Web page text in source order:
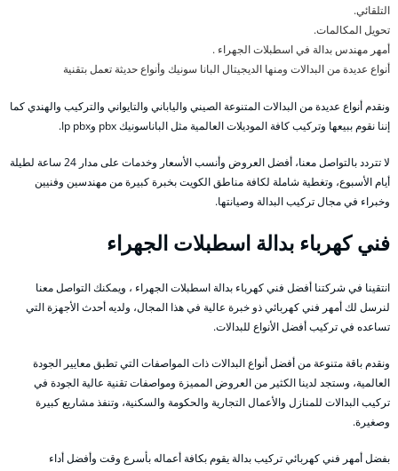
التلقائي.
تحويل المكالمات.
أمهر مهندس بدالة في اسطبلات الجهراء .
أنواع عديدة من البدالات ومنها الديجيتال البانا سونيك وأنواع حديثة تعمل بتقنية
ونقدم أنواع عديدة من البدالات المتنوعة الصيني والياباني والتايواني والتركيب والهندي كما
إننا نقوم ببيعها وتركيب كافة الموديلات العالمية مثل الباناسونيك pbx وIp pbx.
لا تتردد بالتواصل معنا، أفضل العروض وأنسب الأسعار وخدمات على مدار 24 ساعة لطيلة
أيام الأسبوع، وتغطية شاملة لكافة مناطق الكويت بخبرة كبيرة من مهندسين وفنيين
وخبراء في مجال تركيب البدالة وصيانتها.
فني كهرباء بدالة اسطبلات الجهراء
انتقينا في شركتنا أفضل فني كهرباء بدالة اسطبلات الجهراء ، ويمكنك التواصل معنا
لنرسل لك أمهر فني كهربائي ذو خبرة عالية في هذا المجال، ولديه أحدث الأجهزة التي
تساعده في تركيب أفضل الأنواع للبدالات.
ونقدم باقة متنوعة من أفضل أنواع البدالات ذات المواصفات التي تطبق معايير الجودة
العالمية، وستجد لدينا الكثير من العروض المميزة ومواصفات تقنية عالية الجودة في
تركيب البدالات للمنازل والأعمال التجارية والحكومة والسكنية، وتنفذ مشاريع كبيرة
وصغيرة.
بفضل أمهر فني كهربائي تركيب بدالة يقوم بكافة أعماله بأسرع وقت وأفضل أداء